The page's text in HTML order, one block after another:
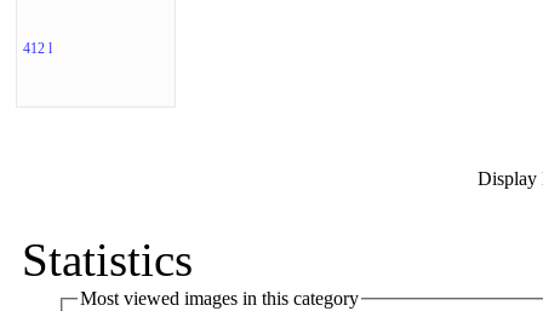
412 l
Statistics
Most viewed images in this category